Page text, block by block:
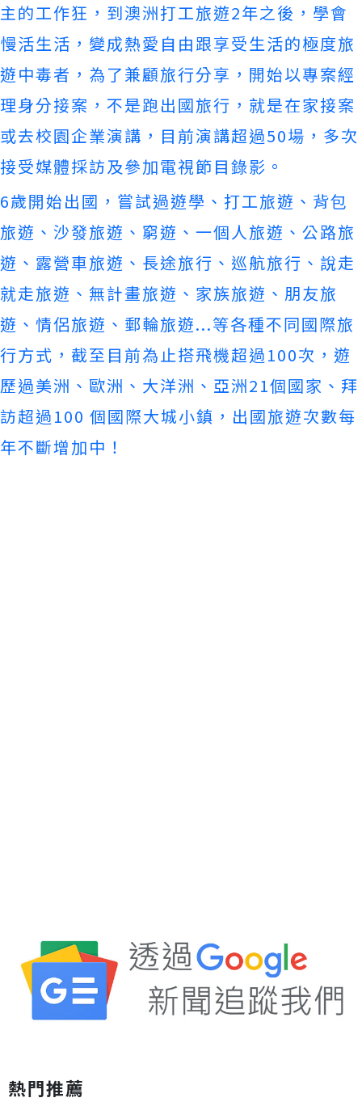
主的工作狂， 到澳洲打工旅遊2年之後，學會
慢活生活， 變成熱愛自由跟享受生活的極度旅
遊中毒者，為了兼顧旅行分享， 開始以專案經
理身分接案，不是跑出國旅行， 就是在家接案
或去校園企業演講，目前演講超過50場， 多次
接受媒體採訪及參加電視節目錄影。
6歲開始出國，嘗試過遊學、打工旅遊、背包
旅遊、沙發旅遊、 窮遊、一個人旅遊、公路旅
遊、露營車旅遊、長途旅行、巡航旅行、 說走
就走旅遊、無計畫旅遊、家族旅遊、朋友旅
遊、情侶旅遊、 郵輪旅遊...等各種不同國際旅
行方式， 截至目前為止搭飛機超過100次，遊
歷過美洲、歐洲、大洋洲、 亞洲21個國家、拜
訪超過100 個國際大城小鎮，出國旅遊次數每
年不斷增加中！
熱門推薦